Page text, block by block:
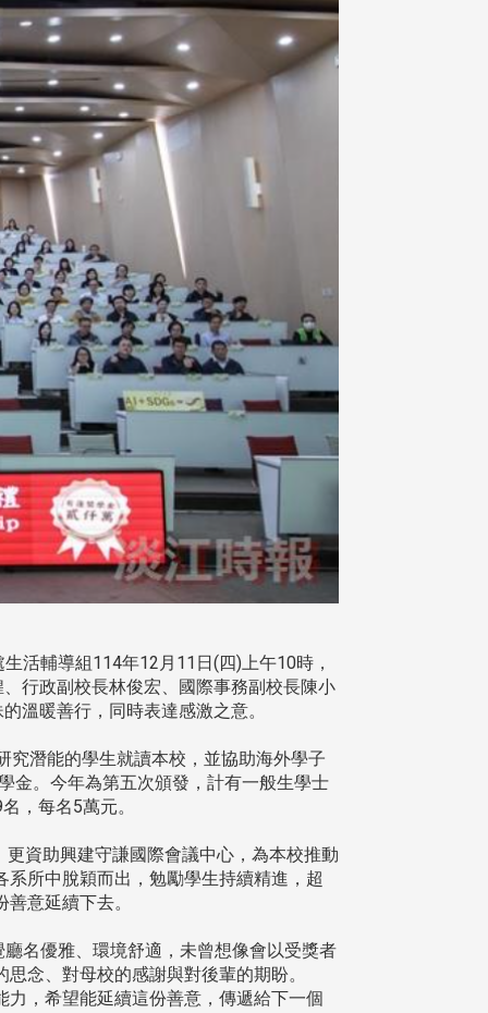
活輔導組114年12月11日(四)上午10時，
行政副校長林俊宏、國際事務副校長陳小
溫暖善行，同時表達感激之意。
潛能的學生就讀本校，並協助海外學子
金。今年為第五次頒發，計有一般生學士
，每名5萬元。
資助興建守謙國際會議中心，為本校推動
所中脫穎而出，勉勵學生持續精進，超
意延續下去。
名優雅、環境舒適，未曾想像會以受獎者
念、對母校的感謝與對後輩的期盼。
，希望能延續這份善意，傳遞給下一個